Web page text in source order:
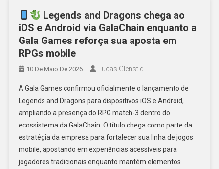
Legends and Dragons chega ao
iOS e Android via GalaChain enquanto a
Gala Games reforça sua aposta em
RPGs mobile
10 De Maio De 2026 Lucas Glenstid
A Gala Games confirmou oficialmente o lançamento de
Legends and Dragons para dispositivos iOS e Android,
ampliando a presença do RPG match-3 dentro do
ecossistema da GalaChain. O título chega como parte da
estratégia da empresa para fortalecer sua linha de jogos
mobile, apostando em experiências acessíveis para
jogadores tradicionais enquanto mantém elementos